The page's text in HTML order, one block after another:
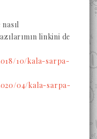
linkini de
10/kala-sarpa-
04/kala-sarpa-